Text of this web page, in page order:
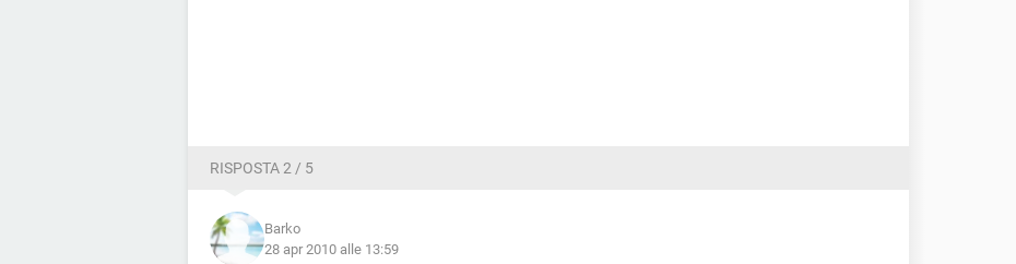
RISPOSTA 2 / 5
Barko
28 apr 2010 alle 13:59